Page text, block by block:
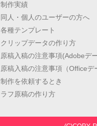
制作実績
同人・個人のユーザーの方へ
各種テンプレート
クリップデータの作り方
原稿入稿の注意事項(Adobeデ
原稿入稿の注意事項（Officeデ
制作を依頼するとき
ラフ原稿の作り方